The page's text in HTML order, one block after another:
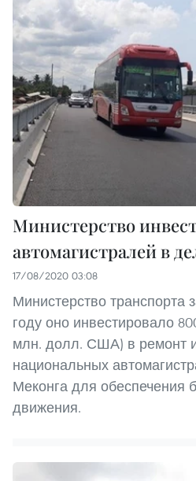
Министерство
автомагистралей в
17/08/2020 03:08
Министерство транспорта
году оно инвестировало
млн. долл. США) в ремонт
национальных
Меконга для обеспечения
движения.